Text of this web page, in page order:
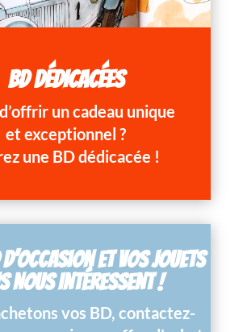
BD DÉDICACÉES
un cadeau unique
et exceptionnel ?
une BD dédicacée !
ET VOS JOUETS
NOUS INTÉRESSENT !
vos BD, contactez-